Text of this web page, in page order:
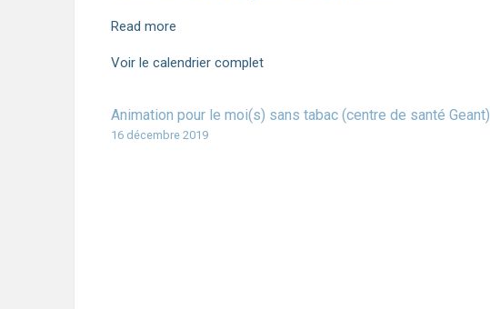
Read more
Voir le calendrier complet
Animation pour le moi(s) sans tabac (centre de santé Geant)
16 décembre 2019